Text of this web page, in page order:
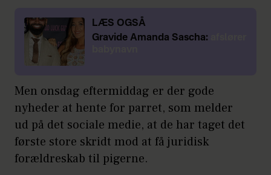
LÆS OGSÅ
Gravide Amanda Sascha:
Men onsdag eftermiddag er der gode
nyheder at hente for parret, som melder
ud på det sociale medie, at de har taget det
første store skridt mod at få juridisk
forældreskab til pigerne.